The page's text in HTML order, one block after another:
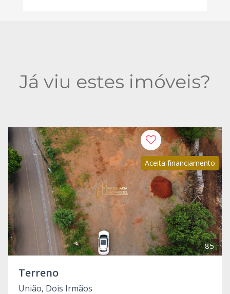
Já viu estes imóveis?
Aceita financiamento
85
Terreno
União, Dois Irmãos